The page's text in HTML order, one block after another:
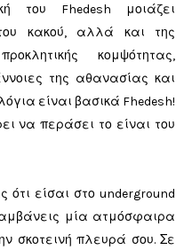
του Fhedesh μοιάζει
κακού, αλλά και της
κομψότητας,
της αθανασίας και
είναι βασικά Fhedesh!
να περάσει το είναι του
ότι είσαι στο underground
μία ατμόσφαιρα
σκοτεινή πλευρά σου. Σε